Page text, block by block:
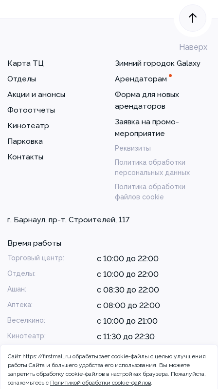
Наверх
Карта ТЦ
Отделы
Акции и анонсы
Фотоотчеты
Кинотеатр
Парковка
Контакты
Зимний городок Galaxy
Арендаторам
Форма для новых
арендаторов
Заявка на промо-
мероприятие
Реквизиты
Политика обработки
персональных данных
Политика обработки
файлов cookie
г. Барнаул, пр-т. Строителей, 117
Время работы
Торговый центр: с 10:00 до 22:00
Отделы: с 10:00 до 22:00
Ашан: с 08:30 до 22:00
Аптека: с 08:00 до 22:00
Веселкино: с 10:00 до 21:00
Кинотеатр: с 11:30 до 22:30
Сайт https://firstmall.ru обрабатывает cookie-файлы с целью улучшения
работы Сайта и большего удобства его использования. Вы можете
запретить обработку сookie-файлов в настройках браузера. Пожалуйста,
ознакомьтесь с Политикой обработки cookie-файлов.